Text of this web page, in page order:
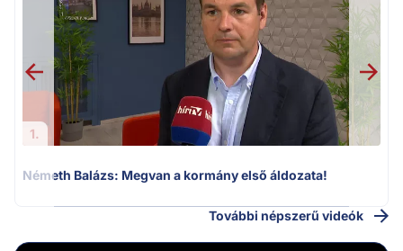
1.
Németh Balázs: Megvan a kormány első áldozata!
További népszerű videók